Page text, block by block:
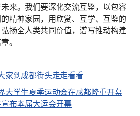
来。我们要深化交流互鉴，以包容
精神家园，用欣赏、互学、互鉴的
扬全人类共同价值，谱写推动构建
。
家到成都街头走走看看
大学生夏季运动会在成都隆重开幕
布本届大运会开幕